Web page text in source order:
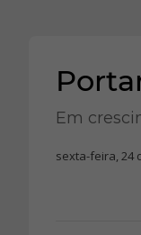
Em
sexta-feira, 24